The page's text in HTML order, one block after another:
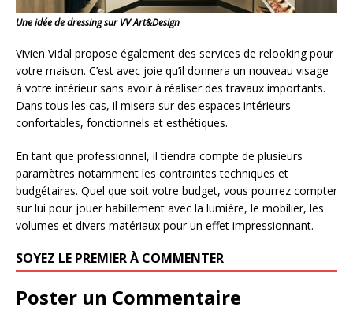
Une idée de dressing sur VV Art&Design
Vivien Vidal propose également des services de relooking pour
votre maison. C’est avec joie qu’il donnera un nouveau visage
à votre intérieur sans avoir à réaliser des travaux importants.
Dans tous les cas, il misera sur des espaces intérieurs
confortables, fonctionnels et esthétiques.
En tant que professionnel, il tiendra compte de plusieurs
paramètres notamment les contraintes techniques et
budgétaires. Quel que soit votre budget, vous pourrez compter
sur lui pour jouer habillement avec la lumière, le mobilier, les
volumes et divers matériaux pour un effet impressionnant.
SOYEZ LE PREMIER À COMMENTER
Poster un Commentaire